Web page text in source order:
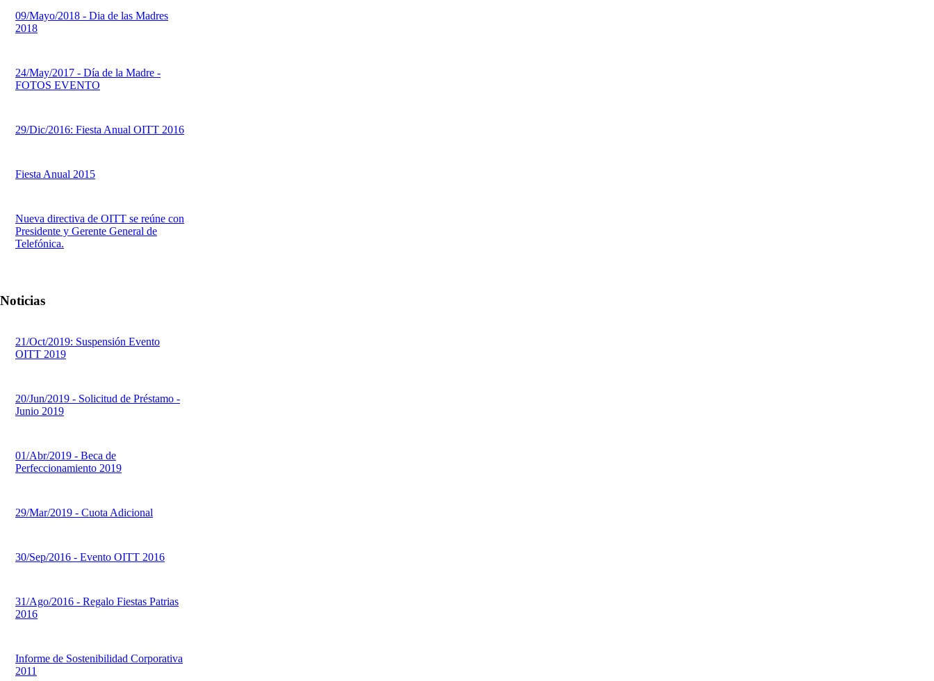
09/Mayo/2018 - Dia de las Madres
2018
24/May/2017 - Día de la Madre -
FOTOS EVENTO
29/Dic/2016: Fiesta Anual OITT 2016
Fiesta Anual 2015
Nueva directiva de OITT se reúne con
Presidente y Gerente General de
Telefónica.
Noticias
21/Oct/2019: Suspensión Evento
OITT 2019
20/Jun/2019 - Solicitud de Préstamo -
Junio 2019
01/Abr/2019 - Beca de
Perfeccionamiento 2019
29/Mar/2019 - Cuota Adicional
30/Sep/2016 - Evento OITT 2016
31/Ago/2016 - Regalo Fiestas Patrias
2016
Informe de Sostenibilidad Corporativa
2011